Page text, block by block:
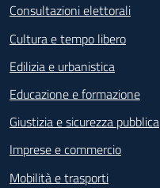
Consultazioni elettorali
Cultura e tempo libero
Edilizia e urbanistica
Educazione e formazione
Giustizia e sicurezza pubblica
Imprese e commercio
Mobilità e trasporti